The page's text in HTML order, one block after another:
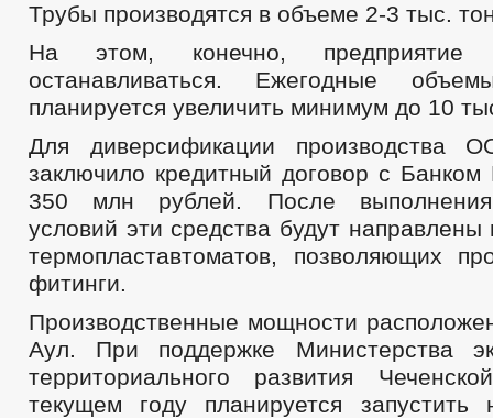
Трубы производятся в объеме 2-3 тыс.
На этом, конечно, предприятие
останавливаться. Ежегодные
планируется увеличить минимум до 10
Для диверсификации производства
заключило кредитный договор с
350 млн рублей. После выполнения
условий эти средства будут направлены
термопластавтоматов, позволяющих
фитинги.
Производственные мощности
Аул. При поддержке Министерства
территориального развития
текущем году планируется